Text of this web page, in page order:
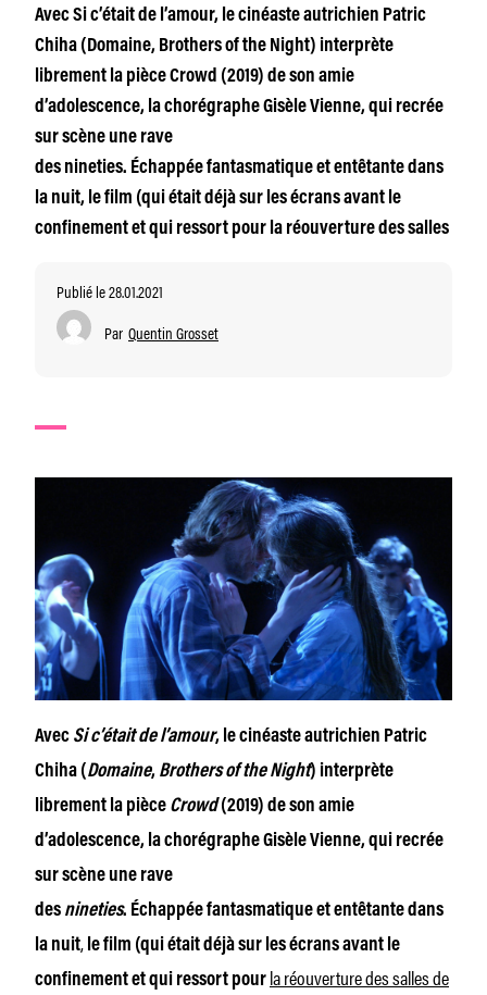
Avec Si c’était de l’amour, le cinéaste autrichien Patric
Chiha (Domaine, Brothers of the Night) interprète
librement la pièce Crowd (2019) de son amie
d’adolescence, la chorégraphe Gisèle Vienne, qui recrée
sur scène une rave
des nineties. Échappée fantasmatique et entêtante dans
la nuit, le film (qui était déjà sur les écrans avant le
confinement et qui ressort pour la réouverture des salles
Publié le 28.01.2021
Par Quentin Grosset
Avec Si c’était de l’amour, le cinéaste autrichien Patric
Chiha (Domaine, Brothers of the Night) interprète
librement la pièce Crowd(2019) de son amie
d’adolescence, la chorégraphe Gisèle Vienne, qui recrée
sur scène une rave
des nineties. Échappée fantasmatique et entêtante dans
la nuit, le film (qui était déjà sur les écrans avant le
confinement et qui ressort pour la réouverture des salles de